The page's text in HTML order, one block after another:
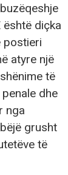
është diçka
postieri
atyre një
të
dhe
nga
grusht
të